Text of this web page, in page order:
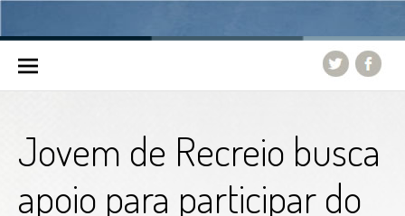
Jovem de Recreio busca
apoio para participar do